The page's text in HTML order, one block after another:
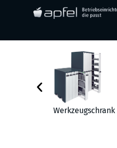
Werkzeugschrank